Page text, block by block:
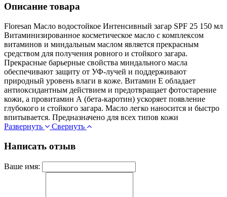
Описание товара
Floresan Масло водостойкое Интенсивный загар SPF 25 150 мл
Витаминизированное косметическое масло с комплексом
витаминов и миндальным маслом является прекрасным
средством для получения ровного и стойкого загара.
Прекрасные барьерные свойства миндального масла
обеспечивают защиту от УФ-лучей и поддерживают
природный уровень влаги в коже. Витамин Е обладает
антиоксидантным действием и предотвращает фотостарение
кожи, а провитамин А (бета-каротин) ускоряет появление
глубокого и стойкого загара. Масло легко наносится и быстро
впитывается. Предназначено для всех типов кожи
Развернуть
Свернуть
Написать отзыв
Ваше имя: